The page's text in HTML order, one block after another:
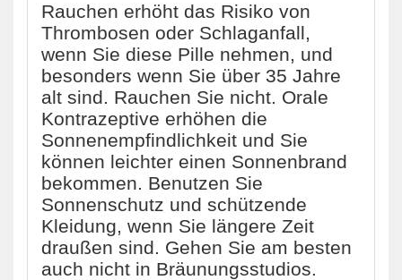
Rauchen erhöht das Risiko von
Thrombosen oder Schlaganfall,
wenn Sie diese Pille nehmen, und
besonders wenn Sie über 35 Jahre
alt sind. Rauchen Sie nicht. Orale
Kontrazeptive erhöhen die
Sonnenempfindlichkeit und Sie
können leichter einen Sonnenbrand
bekommen. Benutzen Sie
Sonnenschutz und schützende
Kleidung, wenn Sie längere Zeit
draußen sind. Gehen Sie am besten
auch nicht in Bräunungsstudios.